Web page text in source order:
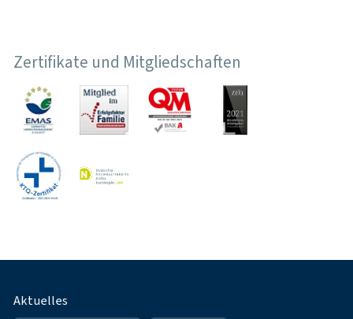
Zertifikate und Mitgliedschaften
Fußnavigation
Aktuelles